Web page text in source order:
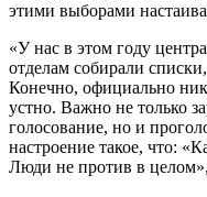
этими выборами
«У нас в этом году
отделам собирали
Конечно, официально
устно. Важно не только
голосование, но и
настроение такое, что:
Люди не против в